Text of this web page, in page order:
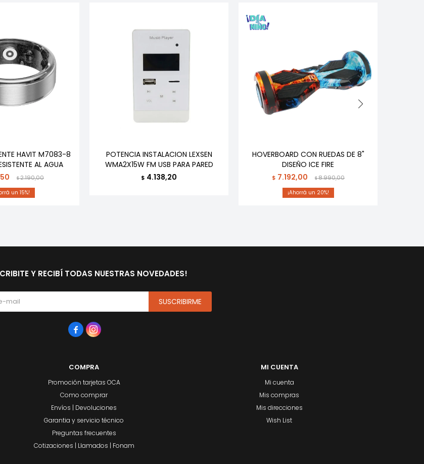
HAVIT M7083-8
AL AGUA
$2.190,00
15
POTENCIA INSTALACION LEXSEN
WMA2X15W FM USB PARA PARED
$ 4.138,20
HOVERBOARD CON RUEDAS DE 8"
DISEÑO ICE FIRE
$ 7.192,00 $8.990,00
20
COMPRA
Promoción tarjetas OCA
Como comprar
Envíos | Devoluciones
Garantia y servicio técnico
Preguntas frecuentes
Cotizaciones | Llamados | Fonam
MI CUENTA
Mi cuenta
Mis compras
Mis direcciones
Wish List
Y RECIBÍ TODAS NUESTRAS NOVEDADES!
SUSCRIBIRME
 